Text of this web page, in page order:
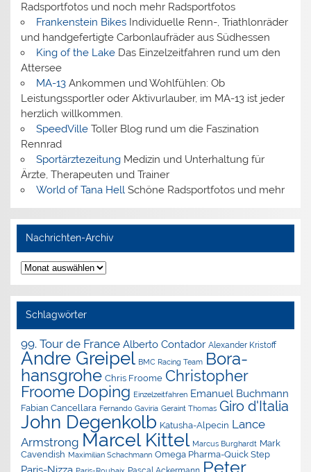
Radsportfotos und noch mehr Radsportfotos
Frankenstein BikesIndividuelle Renn-, Triathlonräder
und handgefertigte Carbonlaufräder aus Südhessen
King of the LakeDas Einzelzeitfahren rund um den
Attersee
MA-13Ankommen und Wohlfühlen: Ob
Leistungssportler oder Aktivurlauber, im MA-13 ist jeder
herzlich willkommen.
SpeedVilleToller Blog rund um die Faszination
Rennrad
SportärztezeitungMedizin und Unterhaltung für
Ärzte, Therapeuten und Trainer
World of Tana HellSchöne Radsportfotos und mehr
Nachrichten-Archiv
Nachrichten-
Archiv
Schlagwörter
99. Tour de France Alberto Contador Alexander Kristoff
Andre Greipel BMC Racing Team Bora-
hansgrohe Chris Froome Christopher
Froome Doping Einzelzeitfahren Emanuel Buchmann
Fabian Cancellara Fernando Gaviria Geraint Thomas Giro d'Italia
John Degenkolb Katusha-Alpecin Lance
Armstrong Marcel Kittel Marcus Burghardt Mark
Cavendish Maximilian Schachmann Omega Pharma-Quick Step
Peter